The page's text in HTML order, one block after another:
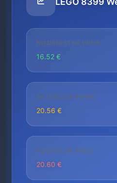
NIEDRIGSTER PREIS
16.52 €
AKTUELLER PREIS
20.56 €
HÖCHSTER PREIS
20.60 €